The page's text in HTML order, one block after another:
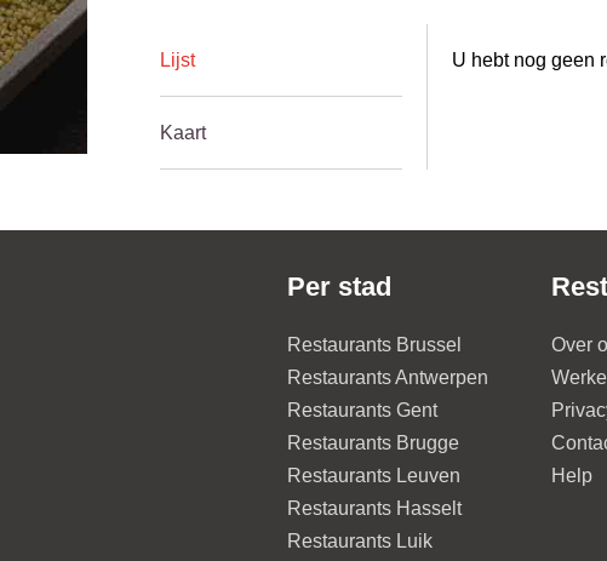
Lijst
Kaart
U hebt nog geen
Per stad
Restaurants Brussel
Restaurants Antwerpen
Restaurants Gent
Restaurants Brugge
Restaurants Leuven
Restaurants Hasselt
Restaurants Luik
Over
Help